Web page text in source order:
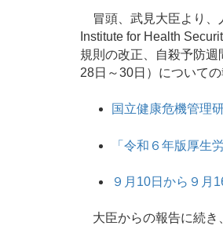
冒頭、武見大臣より、
Institute for Health
規則の改正、自殺予防
28日～30日）についての
国立健康危機管理
「令和６年版厚生
９月10日から９月
大臣からの報告に続き